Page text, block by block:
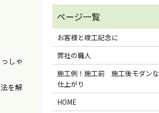
しゃ
を解
お客様と竣工記念に
弊社の職人
施工例！施工前 施工後モダンな
仕上がり
HOME